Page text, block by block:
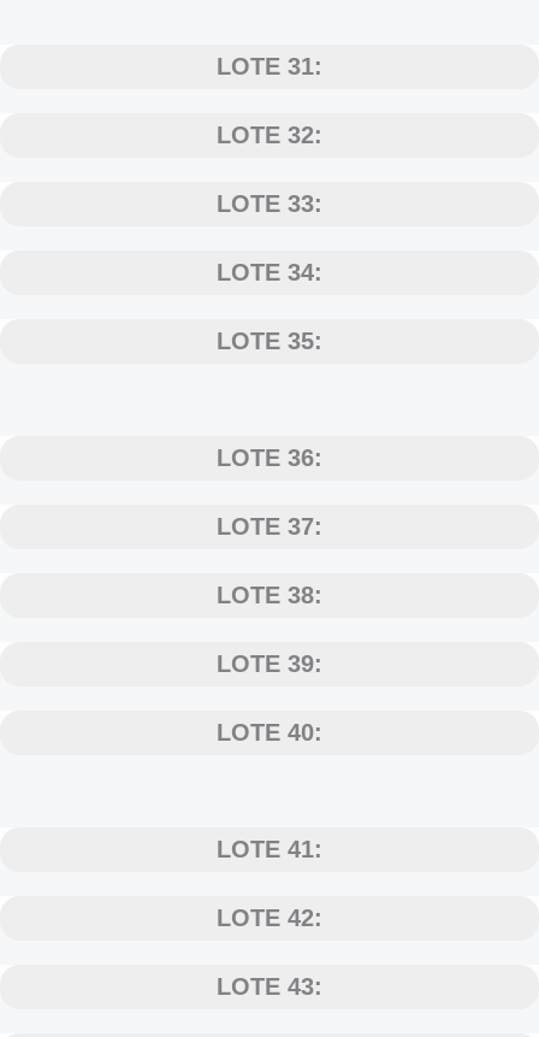
LOTE 31:
LOTE 32:
LOTE 33:
LOTE 34:
LOTE 35:
LOTE 36:
LOTE 37:
LOTE 38:
LOTE 39:
LOTE 40:
LOTE 41:
LOTE 42:
LOTE 43: